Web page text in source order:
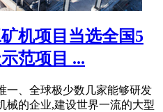
机项目当选全国5
范项目 ...
一、全球极少数几家能够研发
械的企业,建设世界一流的大型